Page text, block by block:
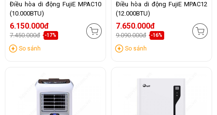
Điều hòa di động FujiE MPAC10
(10.000BTU)
6.150.000đ
7.450.000đ -17%
So sánh
Điều hòa di động FujiE MPAC12
(12.000BTU)
7.650.000đ
9.090.000đ -16%
So sánh